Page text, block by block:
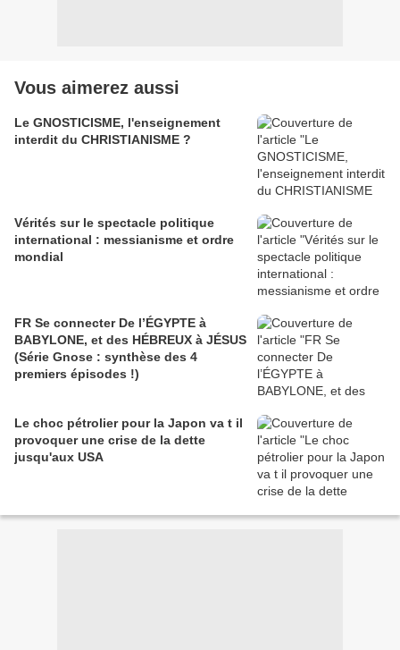
Vous aimerez aussi
Le GNOSTICISME, l'enseignement
interdit du CHRISTIANISME ?
Vérités sur le spectacle politique
international : messianisme et ordre
mondial
FR Se connecter De l’ÉGYPTE à
BABYLONE, et des HÉBREUX à JÉSUS
(Série Gnose : synthèse des 4
premiers épisodes !)
Le choc pétrolier pour la Japon va t il
provoquer une crise de la dette
jusqu'aux USA